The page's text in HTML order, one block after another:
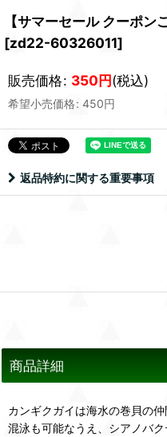
【サマーセール クーポ
[zd22-60326011]
販売価格: 350円(税込)
希望小売価格: 450円
返品特約に関する重要事項
商品詳細
カンギクガイは海水の巻貝の
混泳も可能なうえ、シアノバ